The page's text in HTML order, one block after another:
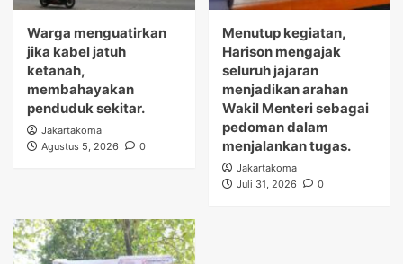
Warga menguatirkan
jika kabel jatuh
ketanah,
membahayakan
penduduk sekitar.
Jakartakoma
Agustus 5, 2026
0
Menutup kegiatan,
Harison mengajak
seluruh jajaran
menjadikan arahan
Wakil Menteri sebagai
pedoman dalam
menjalankan tugas.
Jakartakoma
Juli 31, 2026
0